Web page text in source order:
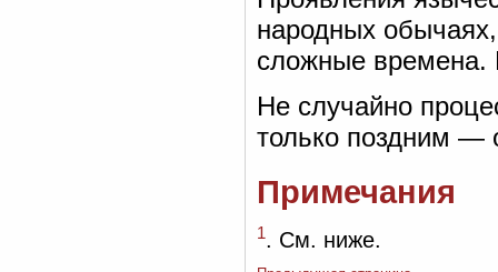
народных
сложные времена.
Не случайно
только поздним —
Примечания
1. См. ниже.